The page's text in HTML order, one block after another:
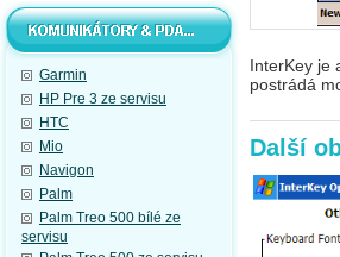
Garmin
HP Pre 3 ze servisu
HTC
Mio
Navigon
Palm
Palm Treo 500 bílé ze
servisu
InterKey je
postrádá
Další